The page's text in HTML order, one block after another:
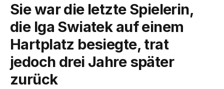
Sie war die letzte Spielerin,
die Iga Swiatek auf einem
Hartplatz besiegte, trat
jedoch drei Jahre später
zurück